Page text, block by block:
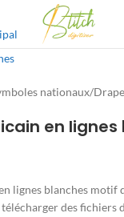
nationaux/
en lignes
lignes blanches motif
des fichiers